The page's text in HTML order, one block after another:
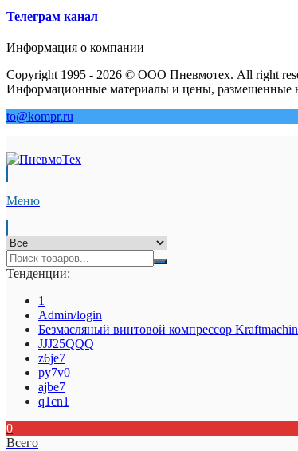
Телеграм канал
Информация о компании
Copyright 1995 - 2026 © ООО Пневмотех. All right
Информационные материалы и цены, размещенные
to@kompr.ru
Меню
Тенденции:
1
Admin/login
Безмасляный винтовой компрессор
JJJ25QQQ
z6je7
py7v0
ajbe7
q1cn1
0
Всего